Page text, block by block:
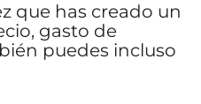
que has creado un
gasto de
puedes incluso